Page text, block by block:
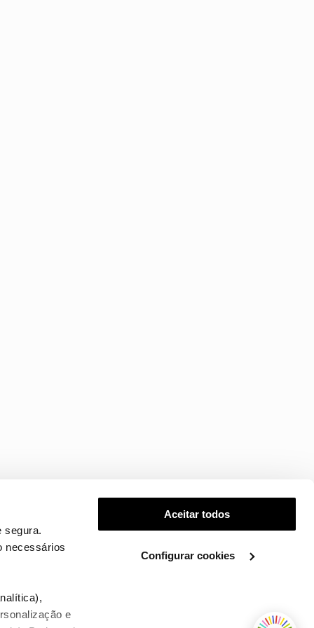
segura.
necessários
e
Aceitar todos
Configurar cookies